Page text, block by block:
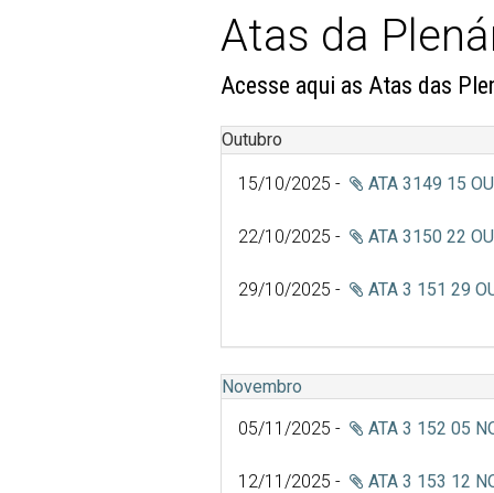
Atas da
Acesse aqui as Atas das
Outubro
15/10/2025 - ATA 3149 15
22/10/2025 - ATA 3150 22
29/10/2025 - ATA 3 151 29
Novembro
05/11/2025 -
ATA 3 152 05
12/11/2025 - ATA 3 153 12